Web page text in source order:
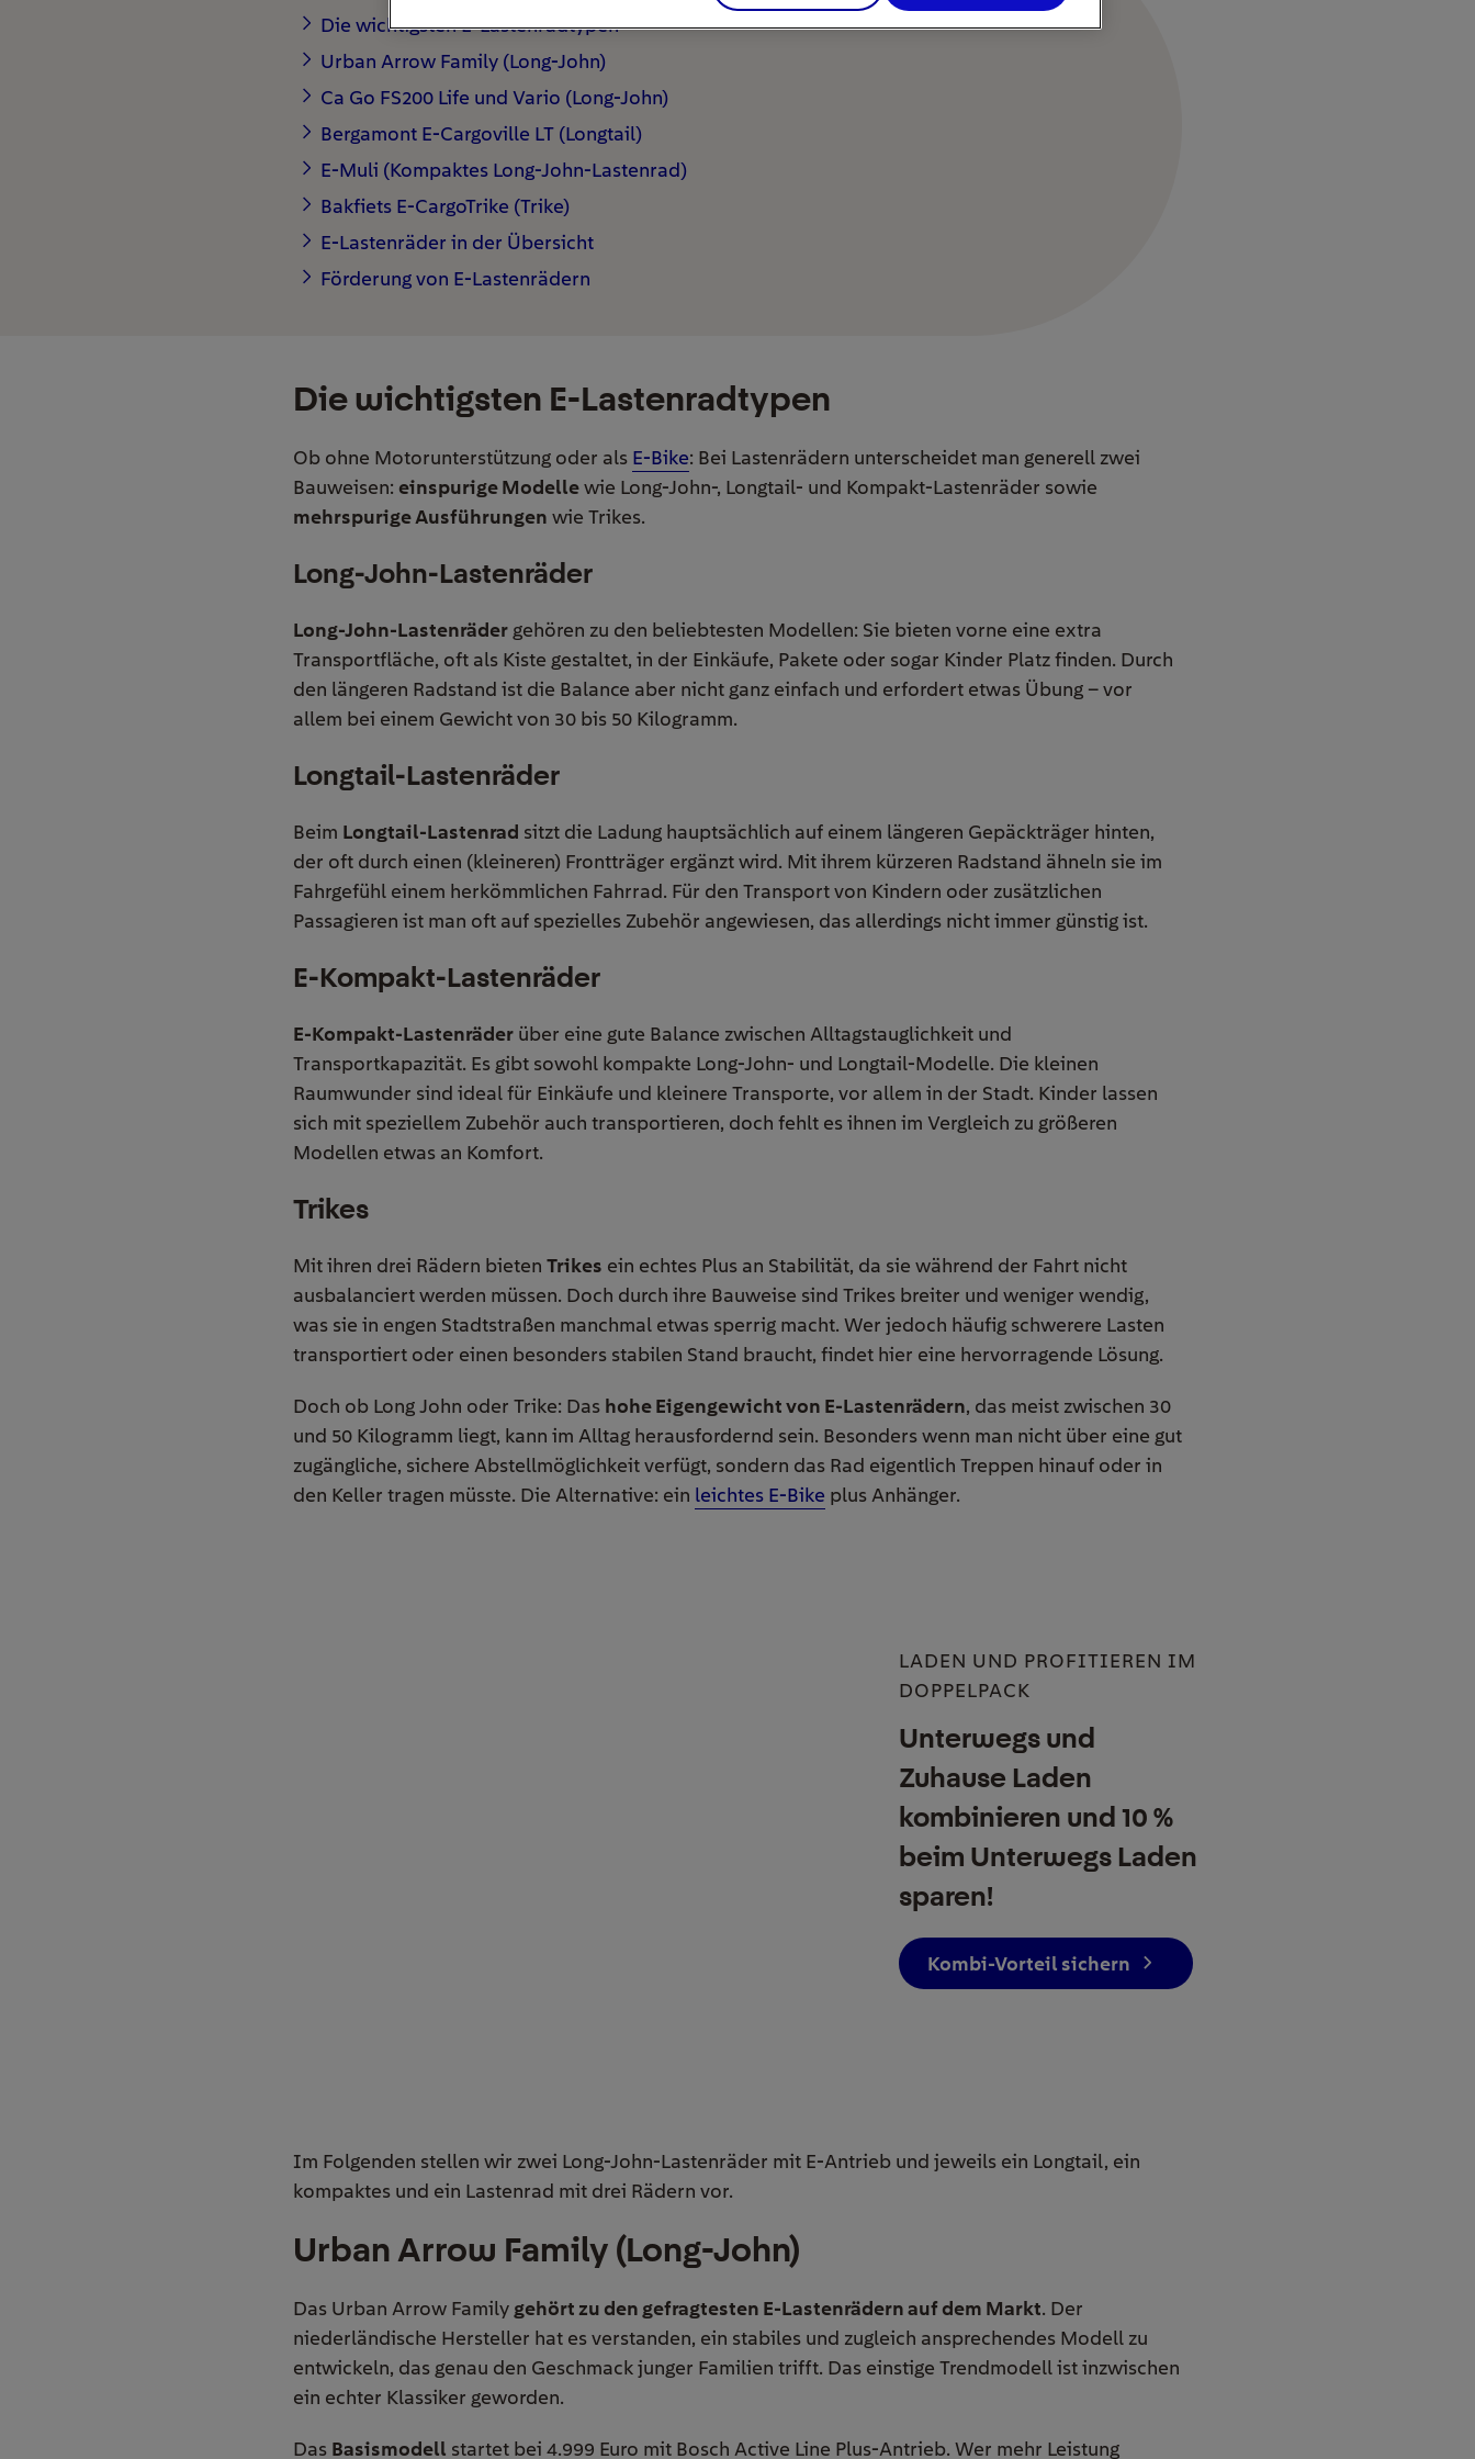
Die wichtigsten E-Lastenradtypen
Urban Arrow Family (Long-John)
Ca Go FS200 Life und Vario (Long-John)
Bergamont E-Cargoville LT (Longtail)
E-Muli (Kompaktes Long-John-Lastenrad)
Bakfiets E-CargoTrike (Trike)
E-Lastenräder in der Übersicht
Förderung von E-Lastenrädern
Die wichtigsten E-Lastenradtypen
Ob ohne Motorunterstützung oder als E-Bike: Bei Lastenrädern unterscheidet man generell zwei
Bauweisen: einspurige Modellewie Long-John-, Longtail- und Kompakt-Lastenräder sowie
mehrspurige Ausführungen wie Trikes.
Long-John-Lastenräder
Long-John-Lastenräder gehören zu den beliebtesten Modellen: Sie bieten vorne eine extra
Transportfläche, oft als Kiste gestaltet, in der Einkäufe, Pakete oder sogar Kinder Platz finden. Durch
den längeren Radstand ist die Balance aber nicht ganz einfach und erfordert etwas Übung – vor
allem bei einem Gewicht von 30 bis 50 Kilogramm.
Longtail-Lastenräder
Beim Longtail-Lastenrad sitzt die Ladung hauptsächlich auf einem längeren Gepäckträger hinten,
der oft durch einen (kleineren) Frontträger ergänzt wird. Mit ihrem kürzeren Radstand ähneln sie im
Fahrgefühl einem herkömmlichen Fahrrad. Für den Transport von Kindern oder zusätzlichen
Passagieren ist man oft auf spezielles Zubehör angewiesen, das allerdings nicht immer günstig ist.
E-Kompakt-Lastenräder
E-Kompakt-Lastenräder über eine gute Balance zwischen Alltagstauglichkeit und
Transportkapazität. Es gibt sowohl kompakte Long-John- und Longtail-Modelle. Die kleinen
Raumwunder sind ideal für Einkäufe und kleinere Transporte, vor allem in der Stadt. Kinder lassen
sich mit speziellem Zubehör auch transportieren, doch fehlt es ihnen im Vergleich zu größeren
Modellen etwas an Komfort.
Trikes
Mit ihren drei Rädern bieten Trikes ein echtes Plus an Stabilität, da sie während der Fahrt nicht
ausbalanciert werden müssen. Doch durch ihre Bauweise sind Trikes breiter und weniger wendig,
was sie in engen Stadtstraßen manchmal etwas sperrig macht. Wer jedoch häufig schwerere Lasten
transportiert oder einen besonders stabilen Stand braucht, findet hier eine hervorragende Lösung.
Doch ob Long John oder Trike: Das hohe Eigengewicht von E-Lastenrädern, das meist zwischen 30
und 50 Kilogramm liegt, kann im Alltag herausfordernd sein. Besonders wenn man nicht über eine gut
zugängliche, sichere Abstellmöglichkeit verfügt, sondern das Rad eigentlich Treppen hinauf oder in
den Keller tragen müsste. Die Alternative: ein leichtes E-Bike plus Anhänger.
LADEN UND PROFITIEREN IM
DOPPELPACK
Unterwegs und
Zuhause Laden
kombinieren und 10 %
beim Unterwegs Laden
sparen!
Kombi-Vorteil sichern
Im Folgenden stellen wir zwei Long-John-Lastenräder mit E-Antrieb und jeweils ein Longtail, ein
kompaktes und ein Lastenrad mit drei Rädern vor.
Urban Arrow Family (Long-John)
Das Urban Arrow Family gehört zu den gefragtesten E-Lastenrädern auf dem Markt. Der
niederländische Hersteller hat es verstanden, ein stabiles und zugleich ansprechendes Modell zu
entwickeln, das genau den Geschmack junger Familien trifft. Das einstige Trendmodell ist inzwischen
ein echter Klassiker geworden.
Das Basismodell startet bei 4.999 Euro mit Bosch Active Line Plus-Antrieb. Wer mehr Leistung